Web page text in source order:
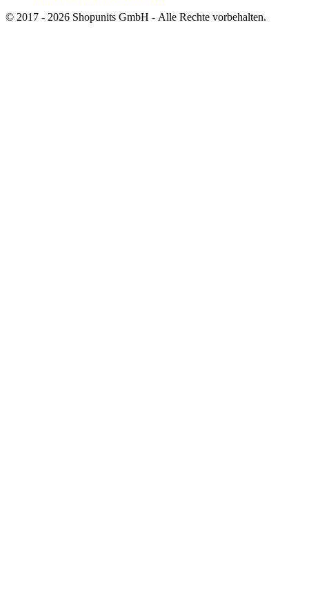
© 2017 - 2026 Shopunits GmbH - Alle Rechte vorbehalten.